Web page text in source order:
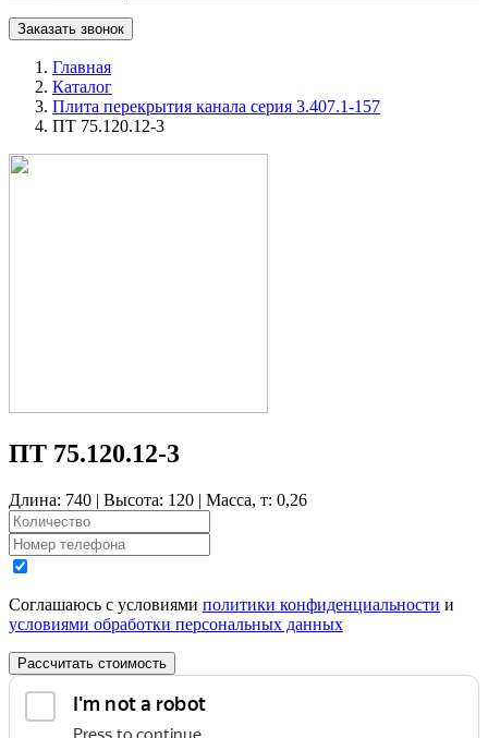
Заказать звонок
Главная
Каталог
Плита перекрытия канала серия 3.407.1-157
ПТ 75.120.12-3
ПТ 75.120.12-3
Длина: 740 | Высота: 120 | Масса, т: 0,26
Соглашаюсь с условиями политики конфиденциальности и
условиями обработки персональных данных
Рассчитать стоимость